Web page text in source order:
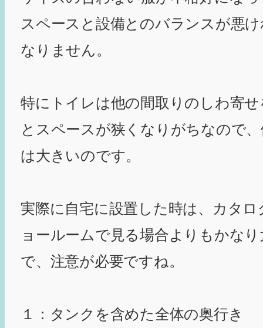
スペースと設備とのバランスが悪
なりません。
特にトイレは他の間取りのしわ寄
とスペースが狭くなりがちなので
は大きいのです。
実際に自宅に設置した時は、カタ
ョールームで見る場合よりもかな
で、注意が必要ですね。
１：タンクを含めた全体の奥行き